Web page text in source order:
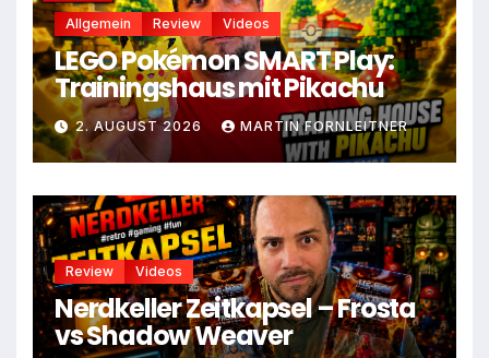
Allgemein Review Videos
LEGO Pokémon SMART Play:
Trainingshaus mit Pikachu
2. AUGUST 2026 MARTIN FORNLEITNER
Review Videos
Nerdkeller Zeitkapsel – Frosta
vs Shadow Weaver